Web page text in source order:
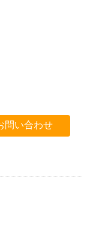
問い合わせ